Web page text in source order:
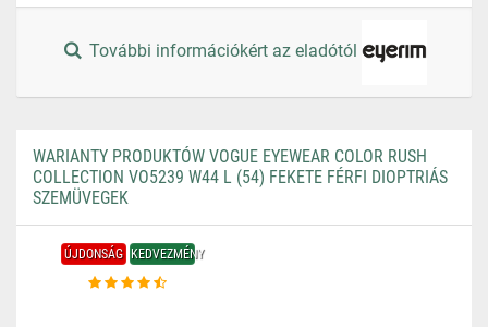
További információkért az eladótól
WARIANTY PRODUKTÓW VOGUE EYEWEAR COLOR RUSH
COLLECTION VO5239 W44 L (54) FEKETE FÉRFI DIOPTRIÁS
SZEMÜVEGEK
ÚJDONSÁG KEDVEZMÉNY